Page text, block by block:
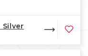
Silver